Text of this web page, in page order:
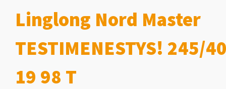
Linglong Nord Master
TESTIMENESTYS! 245/
19 98 T